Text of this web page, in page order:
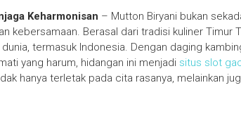
Keharmonisan – Mutton Biryani bukan
kebersamaan. Berasal dari tradisi kuliner Timur
termasuk Indonesia. Dengan daging
yang harum, hidangan ini menjadi situs slot
hanya terletak pada cita rasanya, melainkan